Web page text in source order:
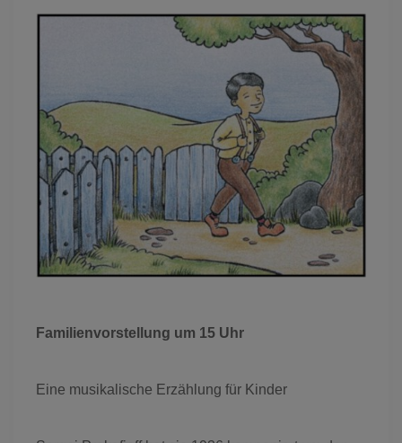
Familienvorstellung um 15 Uhr
Eine musikalische Erzählung für Kinder